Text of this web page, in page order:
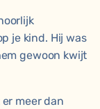
je kind. Hij was
gewoon kwijt
meer dan